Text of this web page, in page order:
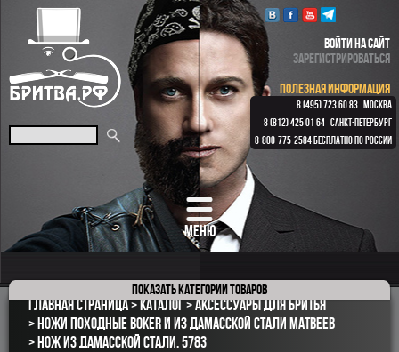
МЕНЮ
ВОЙТИ НА САЙТ
ЗАРЕГИСТРИРОВАТЬСЯ
ПОЛЕЗНАЯ ИНФОРМАЦИЯ
8 (495) 723 60 83 МОСКВА
8 (812) 425 01 64 САНКТ-ПЕТЕРБУРГ
8-800-775-2584 БЕСПЛАТНО ПО РОССИИ
Показатькатегории товаров
ПОДАРОЧНЫЕ НАБОРЫ
ОПАСНЫЕ БРИТВЫ
РЕМНИ
Главная страница Каталог
Аксессуары для бритья
Ножи походные Boker и из дамасской стали Матвеев
Нож из дамасской стали. 5783